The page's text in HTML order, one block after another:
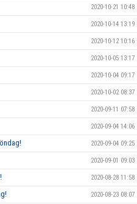
2020-10-21 10:48
2020-10-14 13:19
2020-10-12 10:16
2020-10-05 13:17
2020-10-04 09:17
2020-10-02 08:37
2020-09-11 07:58
2020-09-04 14:06
2020-09-04 09:25
2020-09-01 09:03
2020-08-28 11:58
2020-08-23 08:07